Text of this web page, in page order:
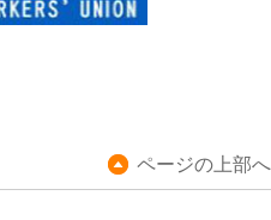
ページの上部へ